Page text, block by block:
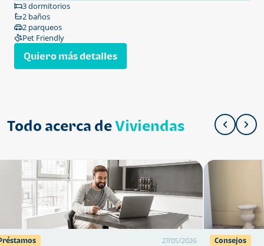
3 dormitorios
2 baños
2 parqueos
Pet Friendly
Quiero más detalles
Todo acerca deViviendas
27/05/2026 Consejos